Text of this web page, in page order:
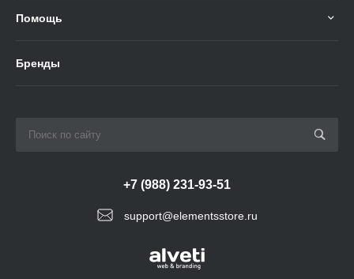
Помощь
Бренды
support@elementsstore.ru
+7 (988) 231-93-51